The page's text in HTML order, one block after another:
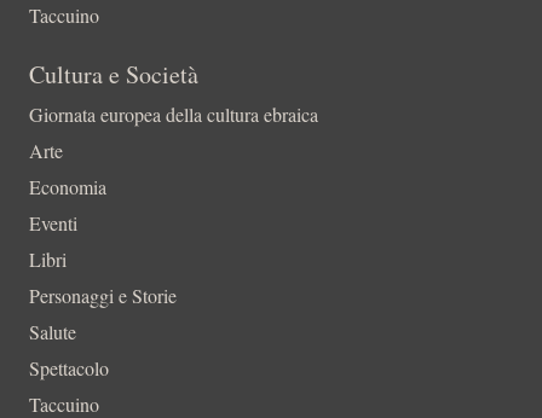
Taccuino
Cultura e Società
Giornata europea della cultura ebraica
Arte
Economia
Eventi
Libri
Personaggi e Storie
Salute
Spettacolo
Taccuino